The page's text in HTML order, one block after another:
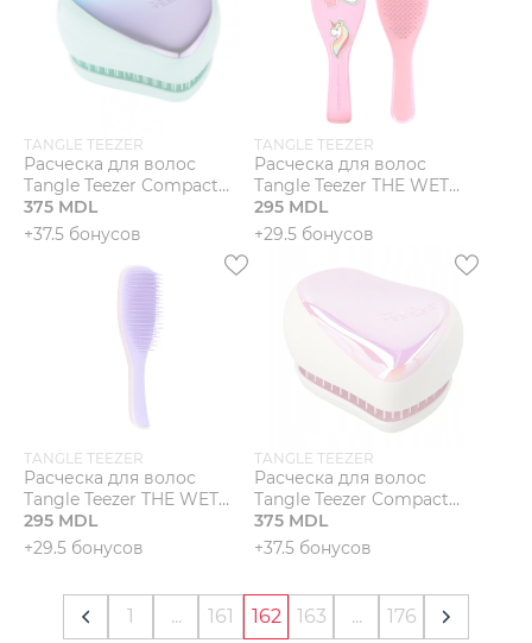
TANGLE TEEZER
Расческа для волос
Tangle Teezer Compact
Styler Petrol Blue Ombre
375 MDL
+37.5 бонусов
TANGLE TEEZER
Расческа для волос
Tangle Teezer THE WET
DETANGLER CORAL
PICK'N'STICK
(CORAL/PINK)
295 MDL
+29.5 бонусов
TANGLE TEEZER
Расческа для волос
Tangle Teezer THE WET
DETANGLER DAMSON
DELICIOUS
(LILAC/PURPLE)
295 MDL
+29.5 бонусов
TANGLE TEEZER
Расческа для волос
Tangle Teezer Compact
Styler Holographic
375 MDL
+37.5 бонусов
1 ... 161 162 163 ... 176